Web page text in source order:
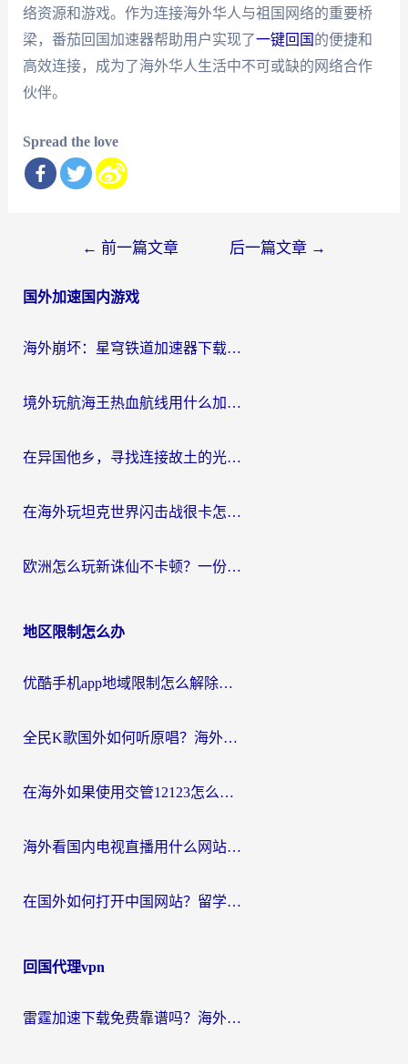
络资源和游戏。作为连接海外华人与祖国网络的重要桥
梁，番茄回国加速器帮助用户实现了一键回国 的便捷和
高效连接，成为了海外华人生活中不可或缺的网络合作
伙伴。
Spread the love
导
← 前一篇文章 后一篇文章 →
国外加速国内游戏
海外崩坏：星穹铁道加速器下载安装：一份给游子的终极网络指南
境外玩航海王热血航线用什么加速器？2026海外玩家实测最优方案（附欧洲问道堡垒前线加速技巧）
在异国他乡，寻找连接故土的光明大陆免费加速器
在海外玩坦克世界闪击战很卡怎么办？老玩家亲测有效的加速器选择指南
欧洲怎么玩新诛仙不卡顿？一份给海外游子的国服游戏畅玩指南
地区限制怎么办
优酷手机app地域限制怎么解除？海外党亲测有效的追剧方案
全民K歌国外如何听原唱？海外党亲测有效的回国加速器选择指南
在海外如果使用交管12123怎么处理？留学生亲测有效的回国加速方案
海外看国内电视直播用什么网站比较好？一篇解决你所有追剧难题的实用指南
在国外如何打开中国网站？留学生与海外华人的无缝访问指南
回国代理vpn
雷霆加速下载免费靠谱吗？海外党选回国加速器的避坑指南（附热门工具对比）